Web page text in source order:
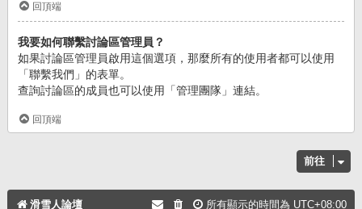
回頂端
我要如何聯繫討論區管理員？
如果討論區管理員啟用這個選項，那麼所有的使用者都可以使用
「聯繫我們」的表單。
查詢討論區的成員也可以使用「管理團隊」連結。
回頂端
前往
滑雪人論壇 所有顯示的時間為 UTC+08:00